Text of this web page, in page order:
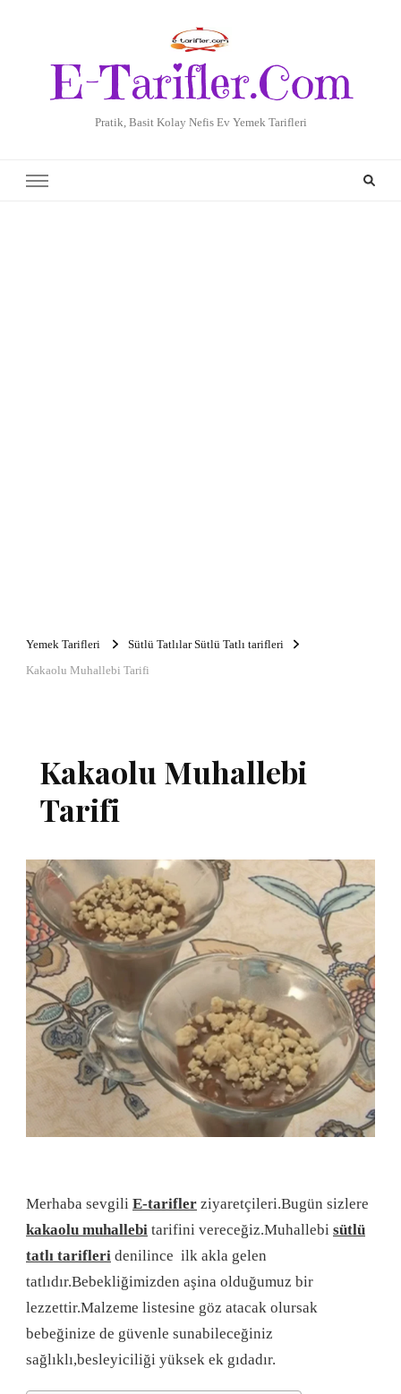
E-Tarifler.Com
Pratik, Basit Kolay Nefis Ev Yemek Tarifleri
Yemek Tarifleri
Sütlü Tatlılar Sütlü Tatlı tarifleri
Kakaolu Muhallebi Tarifi
Kakaolu Muhallebi
Tarifi
Merhaba sevgili E-tarifler ziyaretçileri.Bugün sizlere
kakaolu muhallebi tarifini vereceğiz.Muhallebi sütlü
tatlı tarifleri denilince ilk akla gelen
tatlıdır.Bebekliğimizden aşina olduğumuz bir
lezzettir.Malzeme listesine göz atacak olursak
bebeğinize de güvenle sunabileceğiniz
sağlıklı,besleyiciliği yüksek ek gıdadır.